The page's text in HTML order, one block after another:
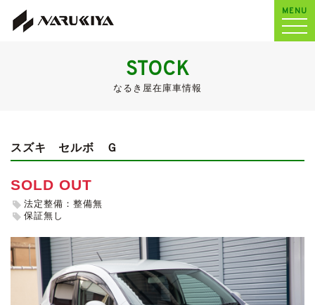
MENU
STOCK
なるき屋在庫車情報
スズキ セルボ Ｇ
SOLD OUT
法定整備：整備無
保証無し